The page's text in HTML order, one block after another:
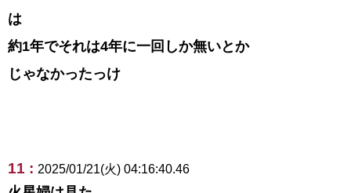
は
約1年でそれは4年に一回しか無いとか
じゃなかったっけ
11 : 2025/01/21(火) 04:16:40.46